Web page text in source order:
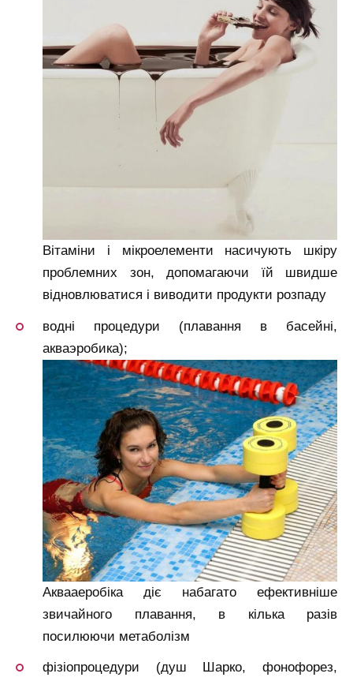
Вітаміни і мікроелементи насичують шкіру
проблемних зон, допомагаючи їй швидше
відновлюватися і виводити продукти розпаду
водні процедури (плавання в басейні,
акваэробика);
Аквааеробіка діє набагато ефективніше
звичайного плавання, в кілька разів
посилюючи метаболізм
фізіопроцедури (душ Шарко, фонофорез,